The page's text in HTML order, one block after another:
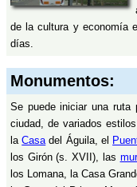
de la cultura y economía
días.
Monumentos:
Se puede iniciar una
ciudad, de variados
laCasadel Águila, el
los Girón (s. XVII), las
los Lomana, la Casa